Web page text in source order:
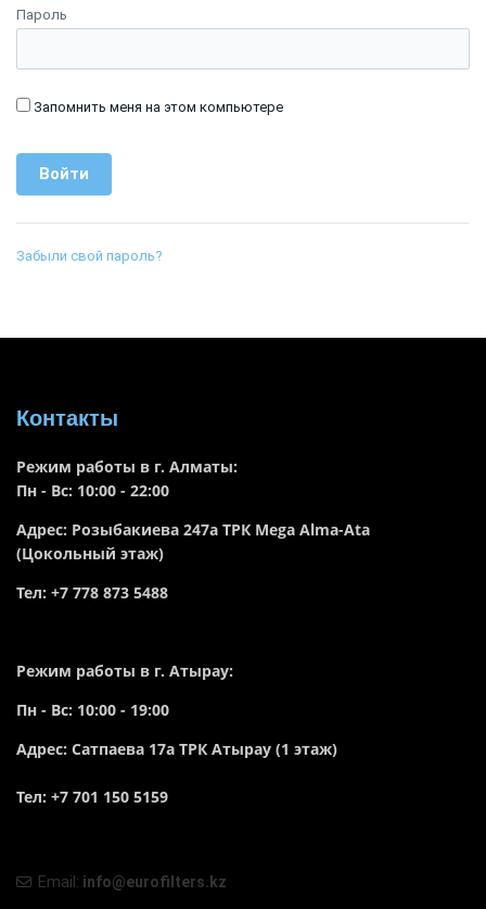
Пароль
Запомнить меня на этом компьютере
Забыли свой пароль?
Контакты
Режим работы в г. Алматы:
Пн - Вс: 10:00 - 22:00
Адрес: Розыбакиева 247а ТРК Mega Alma-Ata
(Цокольный этаж)
Тел: +7 778 873 5488
Режим работы в г. Атырау:
Пн - Вс: 10:00 - 19:00
Адрес: Сатпаева 17а ТРК Атырау (1 этаж)
Тел: +7 701 150 5159
Email: info@eurofilters.kz